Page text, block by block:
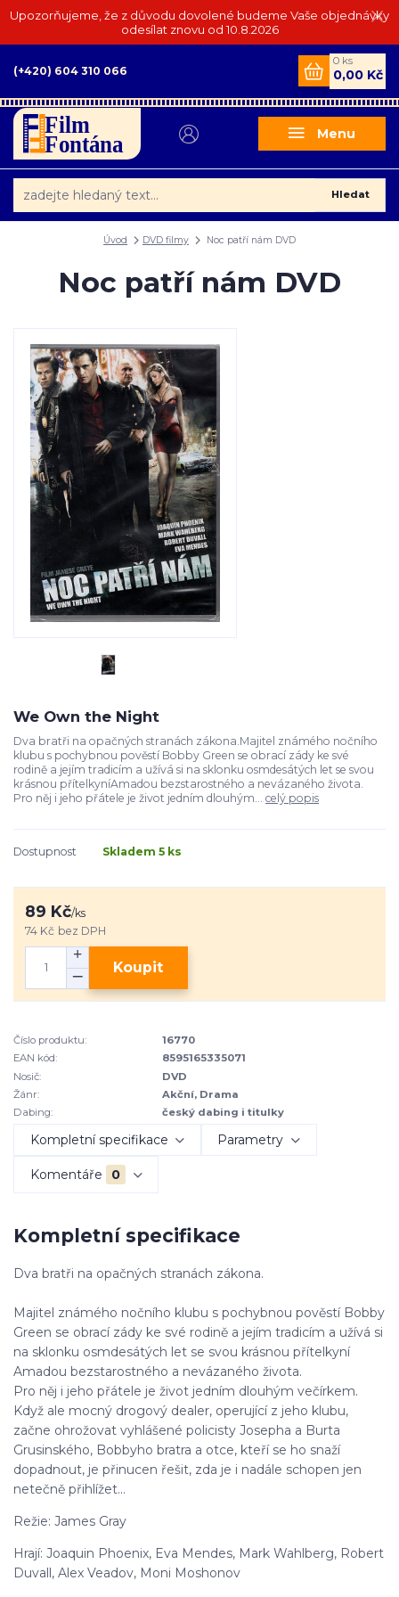
Upozorňujeme, že z důvodu dovolené budeme Vaše objednávky
odesílat znovu od 10.8.2026
Menu
Hledat
(+420) 604 310 066
0 ks
0,00 Kč
Úvod DVD filmy Noc patří nám DVD
Noc patří nám DVD
We Own the Night
Dva bratři na opačných stranách zákona.Majitel známého nočního
klubu s pochybnou pověstí Bobby Green se obrací zády ke své
rodině a jejím tradicím a užívá si na sklonku osmdesátých let se svou
krásnou přítelkyníAmadou bezstarostného a nevázaného života.
Pro něj i jeho přátele je život jedním dlouhým... celý popis
Dostupnost Skladem 5 ks
89 Kč/ks
74 Kč bez DPH
Koupit
Číslo produktu:
16770
EAN kód:
8595165335071
Nosič:
DVD
Žánr:
Akční, Drama
Dabing:
český dabing i titulky
Kompletní specifikace Parametry
Komentáře 0
Kompletní specifikace
Dva bratři na opačných stranách zákona.
Majitel známého nočního klubu s pochybnou pověstí Bobby
Green se obrací zády ke své rodině a jejím tradicím a užívá si
na sklonku osmdesátých let se svou krásnou přítelkyní
Amadou bezstarostného a nevázaného života.
Pro něj i jeho přátele je život jedním dlouhým večírkem.
Když ale mocný drogový dealer, operující z jeho klubu,
začne ohrožovat vyhlášené policisty Josepha a Burta
Grusinského, Bobbyho bratra a otce, kteří se ho snaží
dopadnout, je přinucen řešit, zda je i nadále schopen jen
netečně přihlížet...
Režie: James Gray
Hrají: Joaquin Phoenix, Eva Mendes, Mark Wahlberg, Robert
Duvall, Alex Veadov, Moni Moshonov